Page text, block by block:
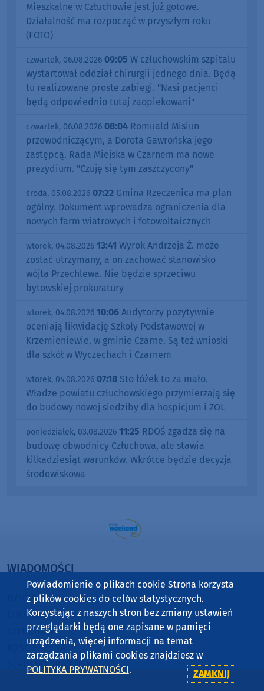
Mieszkalne w Człuchowie jest już gotowe.
Działalność ma rozpocząć w przyszłym roku
(FOTO)
czwartek, 06.08.2026 09:05 W człuchowskim szpitalu
wystartował oddział chirurgii jednego dnia. Będą
tu realizowane proste zabiegi. "Nasi pacjenci
będą odpowiednio tutaj zaopiekowani"
czwartek, 06.08.2026 08:04 Romuald Misiun
przewodniczącym, a Dorota Gawrońska jego
zastępcą. Rada Miejska w Czarnem ma nowe
prezydium. "Czuję się tym zaszczycony"
środa, 05.08.2026 07:22 Gmina Rzeczenica ma plan
ogólny. Dokument wprowadza ograniczenia dla
nowych farm wiatrowych i fotowoltaicznych
wtorek, 04.08.2026 13:41 Wyrok Andrzeja Ż. może
zostać utrzymany, a on zachować stanowisko
wójta Przechlewa. Nie będzie sprzeciwu
bytowskiej prokuratury
wtorek, 04.08.2026 10:06 Audytorzy pozytywnie
oceniają likwidację Szkoły Podstawowej w
Krzemieniewie, w gminie Czarne. Są też wnioski
dla szkół w Wyczechach i Czarnem
wtorek, 04.08.2026 07:18 Sto łóżek to za mało.
Władze powiatu człuchowskiego przymierzają się
do budowy nowej siedziby dla hospicjum i ZOL
poniedziałek, 03.08.2026 11:25 RDOŚ zgadza się na
budowę obwodnicy Człuchowa, ale stawia
kilkadziesiąt warunków. Wkrótce będzie decyzja
środowiskowa
WIADOMOŚCI
BYTÓW
CHOJNICE
CZŁUCHÓW
KOŚCIERZYNA
SĘPÓLNO KRAJEŃSKIE
Powiadomienie o plikach cookie Strona korzysta
z plików cookies do celów statystycznych.
Korzystając z naszych stron bez zmiany ustawień
przeglądarki będą one zapisane w pamięci
urządzenia, więcej informacji na temat
zarządzania plikami cookies znajdziesz w
POLITYKA PRYWATNOŚCI. ZAMKNIJ